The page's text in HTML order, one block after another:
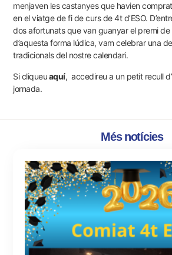
menjaven les castanyes que havien
en el viatge de fi de curs de 4t d’ESO.
dos afortunats que van guanyar el premi de
d’aquesta forma lúdica, vam celebrar una
tradicionals del nostre calendari.
Si cliqueuaquí, accedireu a un petit recull
jornada.
Més notícies